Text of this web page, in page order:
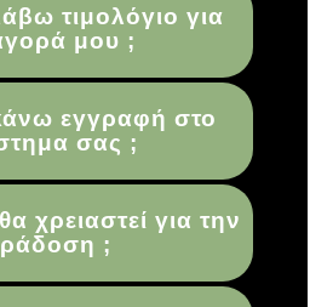
τιμολόγιο για
μου ;
εγγραφή στο
σας ;
χρειαστεί για την
;